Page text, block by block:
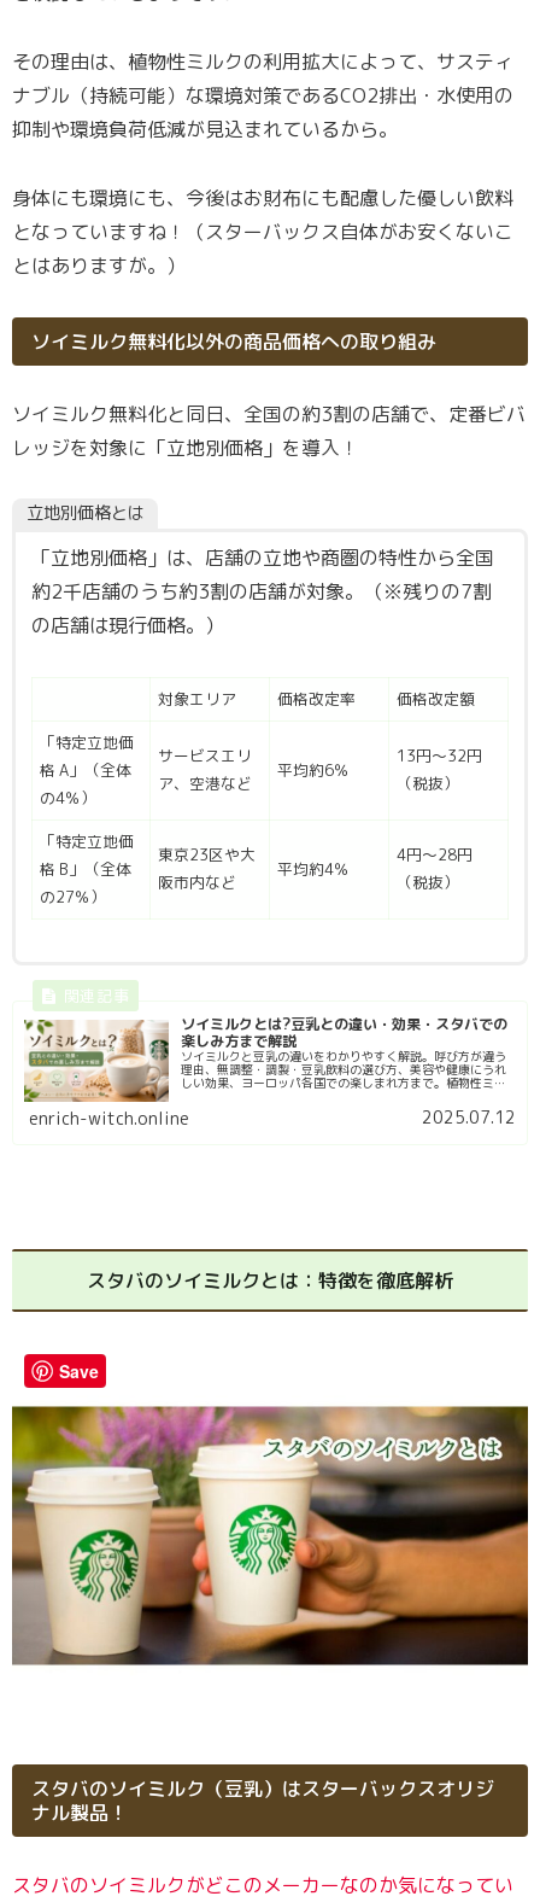
その理由は、植物性ミルクの利用拡大によって、サスティ
ナブル（持続可能）な環境対策であるCO2排出・水使用の
抑制や環境負荷低減が見込まれているから。
身体にも環境にも、今後はお財布にも配慮した優しい飲料
となっていますね！（スターバックス自体がお安くないこ
とはありますが。）
ソイミルク無料化以外の商品価格への取り組み
ソイミルク無料化と同日、全国の約3割の店舗で、定番ビバ
レッジを対象に「立地別価格」を導入！
立地別価格とは
「立地別価格」は、店舗の立地や商圏の特性から全国
約2千店舗のうち約3割の店舗が対象。（※残りの7割
の店舗は現行価格。）
対象エリア 価格改定率
価格改定額
「特定立地価
格 A」（全体
の4％）
サービスエリ
ア、空港など
平均約6％
13円～32円
（税抜）
「特定立地価
格 B」（全体
の27％）
東京23区や大
阪市内など
平均約4％
4円～28円
（税抜）
ソイミルクとは?豆乳との違い・効果・スタバでの
楽しみ方まで解説
ソイミルクと豆乳の違いをわかりやすく解説。呼び方が違う
理由、無調整・調製・豆乳飲料の選び方、美容や健康にうれ
しい効果、ヨーロッパ各国での楽しまれ方まで。植物性ミル
enrich-witch.online 2025.07.12
スタバのソイミルクとは：特徴を徹底解析
スタバのソイミルク（豆乳）はスターバックスオリジ
ナル製品！
スタバのソイミルクがどこのメーカーなのか気になってい
Save